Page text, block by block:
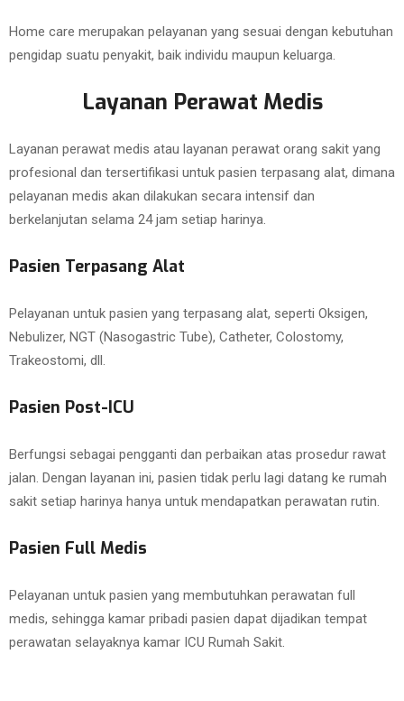
Home care merupakan pelayanan yang sesuai dengan kebutuhan
pengidap suatu penyakit, baik individu maupun keluarga.
Layanan Perawat Medis
Layanan perawat medis atau layanan perawat orang sakit yang
profesional dan tersertifikasi untuk pasien terpasang alat, dimana
pelayanan medis akan dilakukan secara intensif dan
berkelanjutan selama 24 jam setiap harinya.
Pasien Terpasang Alat
Pelayanan untuk pasien yang terpasang alat, seperti Oksigen,
Nebulizer, NGT (Nasogastric Tube), Catheter, Colostomy,
Trakeostomi, dll.
Pasien Post-ICU
Berfungsi sebagai pengganti dan perbaikan atas prosedur rawat
jalan. Dengan layanan ini, pasien tidak perlu lagi datang ke rumah
sakit setiap harinya hanya untuk mendapatkan perawatan rutin.
Pasien Full Medis
Pelayanan untuk pasien yang membutuhkan perawatan full
medis, sehingga kamar pribadi pasien dapat dijadikan tempat
perawatan selayaknya kamar ICU Rumah Sakit.